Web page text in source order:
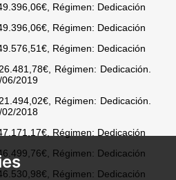
Régimen: Dedicación
Régimen: Dedicación
Régimen: Dedicación
Régimen: Dedicación.
2019
Régimen: Dedicación.
2018
Régimen: Dedicación
Régimen: Dedicación
Régimen: Dedicación